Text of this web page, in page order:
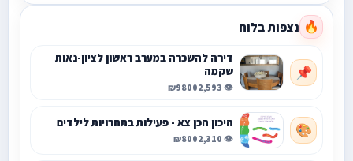
🔥 נצפות בלוח
📌
דירה להשכרה במערב ראשון לציון-נאות
שקמה
👁️ 2,593
₪9800
🎨 היכון הכן צא - פעילות בתחרויות לילדים
👁️ 2,310
₪800